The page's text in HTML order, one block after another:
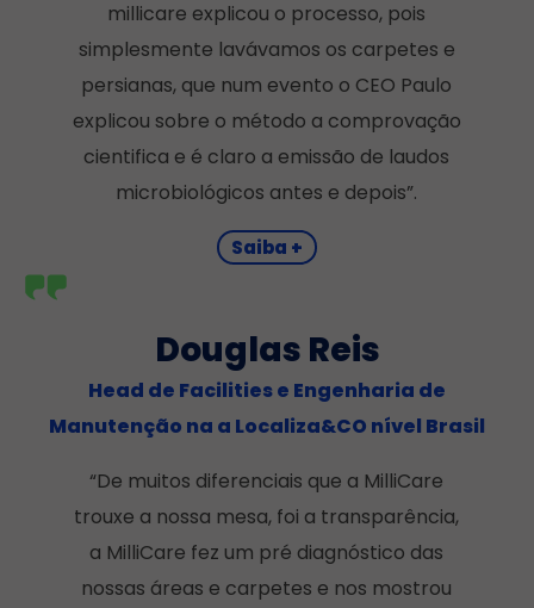
millicare explicou o processo, pois
simplesmente lavávamos os carpetes e
persianas, que num evento o CEO Paulo
explicou sobre o método a comprovação
cientifica e é claro a emissão de laudos
microbiológicos antes e depois”.
Saiba +
Douglas Reis
Head de Facilities e Engenharia de
Manutenção na a Localiza&CO nível Brasil
“De muitos diferenciais que a MilliCare
trouxe a nossa mesa, foi a transparência,
a MilliCare fez um pré diagnóstico das
nossas áreas e carpetes e nos mostrou